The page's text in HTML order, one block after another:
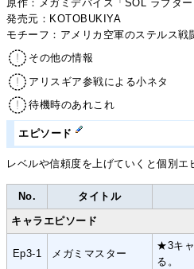
原作：メガミデバイス「SOL ラプター
発売元：KOTOBUKIYA
モチーフ：アメリカ空軍のステルス戦
その他の情報
アリスギア参戦による小ネタ
待機時のあれこれ
エピソード
レベルや信頼度を上げていくと個別エ
No. タイトル
キャラエピソード
Ep3-1 メガミマスター
★3キャ
る。